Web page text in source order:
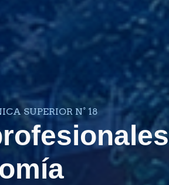
SUPERIOR N° 18